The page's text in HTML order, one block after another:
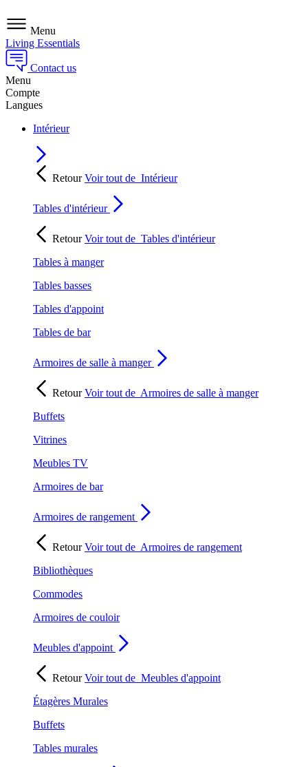
Menu
Living Essentials
Contact us
Menu
Compte
Langues
Intérieur
RetourVoir tout de Intérieur
Tables d'intérieur
RetourVoir tout de Tables d'intérieur
Tables à manger
Tables basses
Tables d'appoint
Tables de bar
Armoires de salle à manger
RetourVoir tout de Armoires de salle à manger
Buffets
Vitrines
Meubles TV
Armoires de bar
Armoires de rangement
RetourVoir tout de Armoires de rangement
Bibliothèques
Commodes
Armoires de couloir
Meubles d'appoint
RetourVoir tout de Meubles d'appoint
Étagères Murales
Buffets
Tables murales